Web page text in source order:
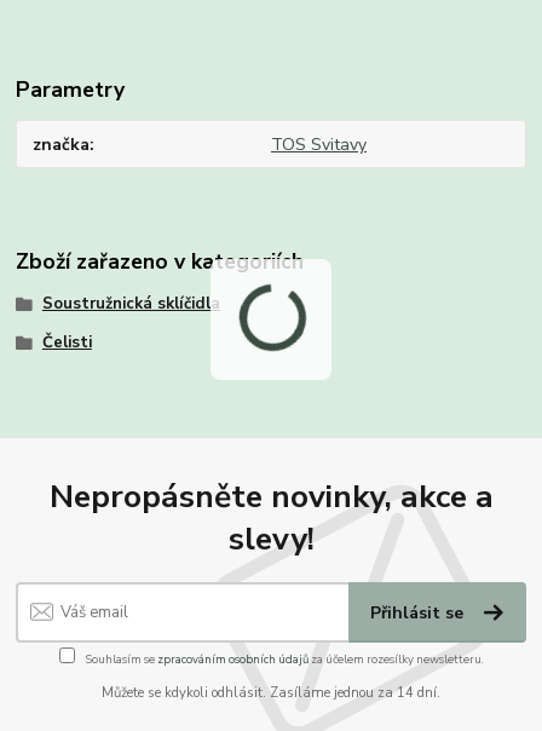
Parametry
značka TOS Svitavy
Zboží zařazeno v kategoriích
Soustružnická sklíčidla
Čelisti
Nepropásněte novinky, akce a
slevy!
Přihlásit se
Souhlasím se zpracováním osobních údajůza účelem rozesílky newsletteru.
Můžete se kdykoli odhlásit. Zasíláme jednou za 14 dní.